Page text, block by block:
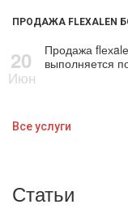
ПРОДАЖА FLEXALEN
20
Июн
Продажа
выполняется
Все услуги
Статьи